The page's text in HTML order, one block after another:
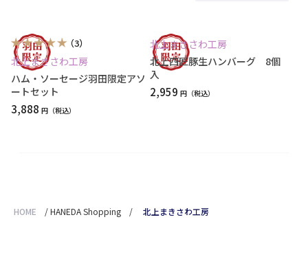
（3）
北上まきさわ工房
ハム・ソーセージ羽田限定アソ
ートセット
3,888 円
北上まきさわ工房
北上四匠豚生ハンバーグ 8個
入
2,959 円
HOME /HANEDA Shopping / 北上まきさわ工房